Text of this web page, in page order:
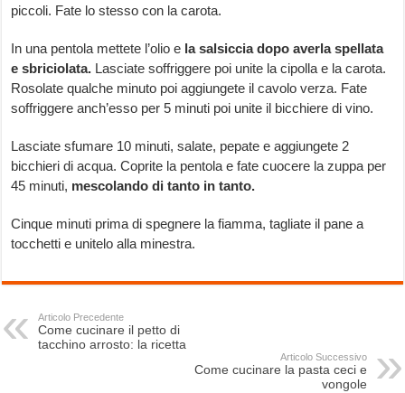
piccoli. Fate lo stesso con la carota.
In una pentola mettete l’olio e la salsiccia dopo averla spellata
e sbriciolata. Lasciate soffriggere poi unite la cipolla e la carota.
Rosolate qualche minuto poi aggiungete il cavolo verza. Fate
soffriggere anch’esso per 5 minuti poi unite il bicchiere di vino.
Lasciate sfumare 10 minuti, salate, pepate e aggiungete 2
bicchieri di acqua. Coprite la pentola e fate cuocere la zuppa per
45 minuti, mescolando di tanto in tanto.
Cinque minuti prima di spegnere la fiamma, tagliate il pane a
tocchetti e unitelo alla minestra.
Articolo Precedente
Come cucinare il petto di
tacchino arrosto: la ricetta
Articolo Successivo
Come cucinare la pasta ceci e
vongole